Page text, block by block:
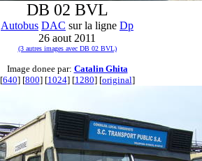
DB 02 BVL
Autobus DAC sur la ligne Dp
26 aout 2011
(3 autres images avec DB 02 BVL)
Image donee par: Catalin Ghita
[640] [800] [1024] [1280] [original]